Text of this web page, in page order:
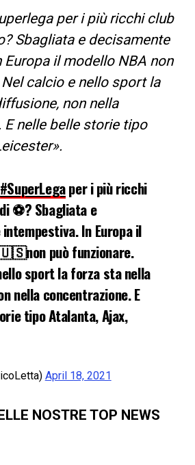
per i più ricchi club
Sbagliata e decisamente
il modello NBA non
calcio e nello sport la
non nella
E nelle belle storie tipo
#SuperLegaper i più ricchi
⚽️? Sbagliata e
In Europa il
può funzionare.
sport la forza sta nella
nella concentrazione. E
tipo Atalanta, Ajax,
April 18, 2021
NOSTRE TOP NEWS